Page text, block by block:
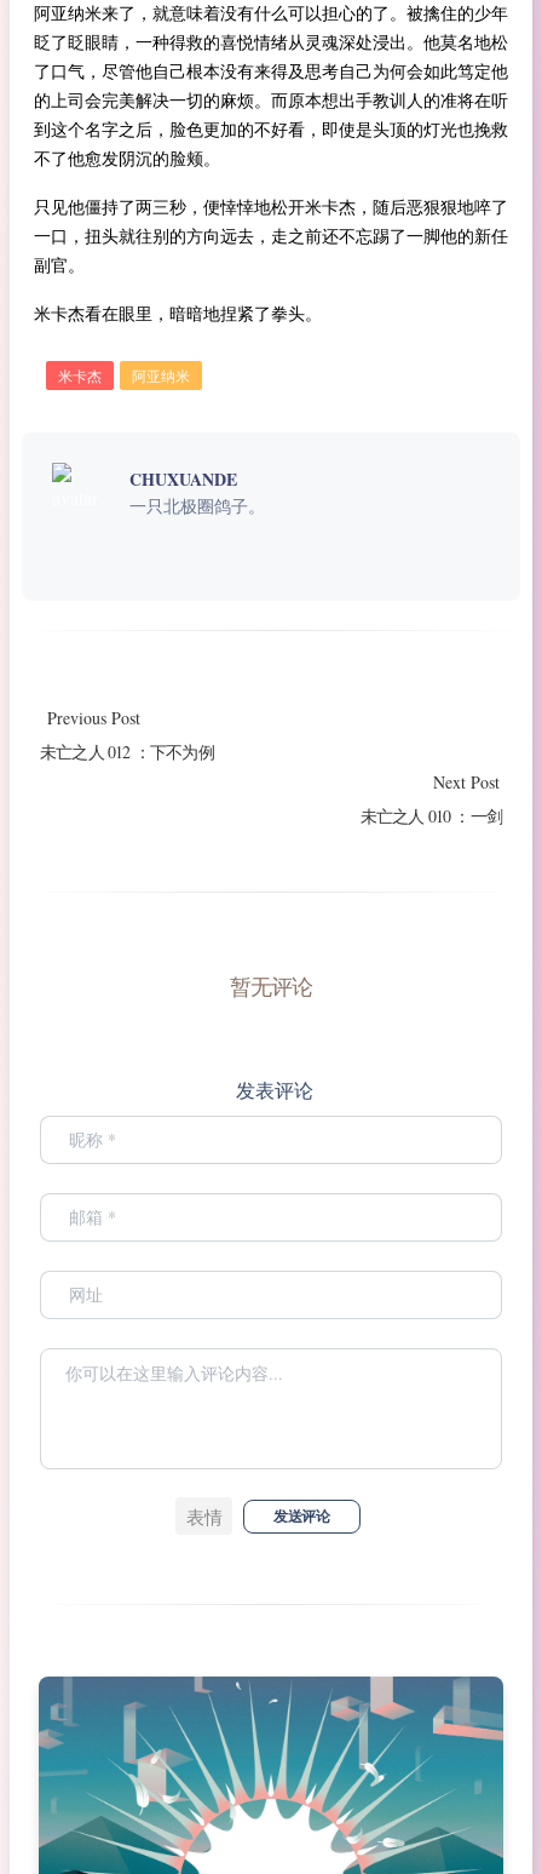
阿亚纳米来了，就意味着没有什么可以担心的了。被擒住的少年
眨了眨眼睛，一种得救的喜悦情绪从灵魂深处浸出。他莫名地松
了口气，尽管他自己根本没有来得及思考自己为何会如此笃定他
的上司会完美解决一切的麻烦。而原本想出手教训人的准将在听
到这个名字之后，脸色更加的不好看，即使是头顶的灯光也挽救
不了他愈发阴沉的脸颊。
只见他僵持了两三秒，便悻悻地松开米卡杰，随后恶狠狠地啐了
一口，扭头就往别的方向远去，走之前还不忘踢了一脚他的新任
副官。
米卡杰看在眼里，暗暗地捏紧了拳头。
米卡杰 阿亚纳米
CHUXUANDE
一只北极圈鸽子。
Previous Post
未亡之人 012 ：下不为例
Next Post
未亡之人 010 ：一剑
暂无评论
发表评论
表情 发送评论